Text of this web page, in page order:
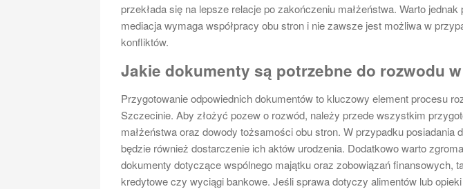
przekłada się na lepsze relacje po zakończeniu małżeństwa. Warto jednak
mediacja wymaga współpracy obu stron i nie zawsze jest możliwa w
konfliktów.
Jakie dokumenty są potrzebne do rozwodu
Przygotowanie odpowiednich dokumentów to kluczowy element procesu
Szczecinie. Aby złożyć pozew o rozwód, należy przede wszystkim
małżeństwa oraz dowody tożsamości obu stron. W przypadku posiadania
będzie również dostarczenie ich aktów urodzenia. Dodatkowo warto
dokumenty dotyczące wspólnego majątku oraz zobowiązań finansowych,
kredytowe czy wyciągi bankowe. Jeśli sprawa dotyczy alimentów lub